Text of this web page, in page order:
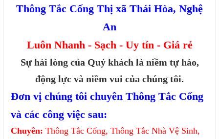
Thông Tắc Cống Thị xã Thái Hòa, Nghệ
An
Luôn Nhanh - Sạch - Uy tín - Giá rẻ
Sự hài lòng của Quý khách là niềm tự hào,
động lực và niềm vui của chúng tôi.
Đơn vị chúng tôi chuyên Thông Tắc Cống
và các công việc sau:
Chuyên: Thông Tắc Cống, Thông Tắc Nhà Vệ Sinh,